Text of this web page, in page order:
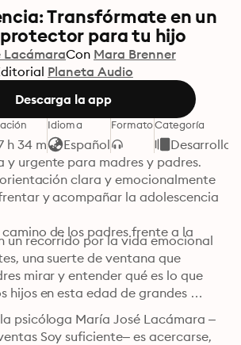
Transfórmate en un
para tu hijo
LacámaraCon Mara Brenner
Planeta Audio
Descarga la app
h 34 m
Idioma
Español
FormatoCategoría
Desarrollo
y urgente para madres y padres.
clara y emocionalmente
y acompañar la adolescencia
de los padres frente a la
un recorrido por la vida emocional
una suerte de ventana que
mirar y entender qué es lo que
hijos en esta edad de grandes
psicóloga María José Lacámara –
Soy suficiente– es acercarse,